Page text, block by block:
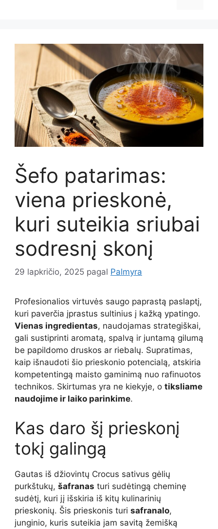
Šefo patarimas:
viena prieskonė,
kuri suteikia sriubai
sodresnį skonį
29 lapkričio, 2025 pagal Palmyra
Profesionalios virtuvės saugo paprastą paslaptį,
kuri paverčia įprastus sultinius į kažką ypatingo.
Vienas ingredientas, naudojamas strategiškai,
gali sustiprinti aromatą, spalvą ir juntamą gilumą
be papildomo druskos ar riebalų. Supratimas,
kaip išnaudoti šio prieskonio potencialą, atskiria
kompetentingą maisto gaminimą nuo rafinuotos
technikos. Skirtumas yra ne kiekyje, o tiksliame
naudojime ir laiko parinkime.
Kas daro šį prieskonį
tokį galingą
Gautas iš džiovintų Crocus sativus gėlių
purkštukų, šafranas turi sudėtingą cheminę
sudėtį, kuri jį išskiria iš kitų kulinarinių
prieskonių. Šis prieskonis turi safranalo,
junginio, kuris suteikia jam savitą žemišką